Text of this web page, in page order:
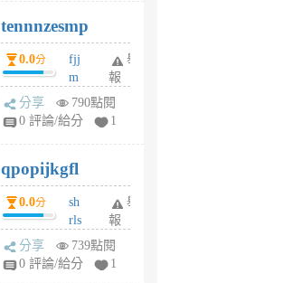
6
個
月
前
tennnzesmp
0.0分
fjj
m
w
rs
6
個
月
前
舉
報
分享
790點閱
0 評論/給分
1
qpopijkgfl
0.0分
sh
rls
k
m
舉
報
分享
739點閱
0 評論/給分
1